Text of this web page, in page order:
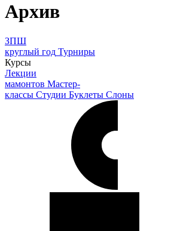
Архив
ЗПШ
круглый год Турниры
Курсы
Лекции
мамонтов Мастер-
классы Студии Буклеты Слоны